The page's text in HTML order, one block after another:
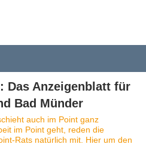
Das Anzeigenblatt für
Bad Münder